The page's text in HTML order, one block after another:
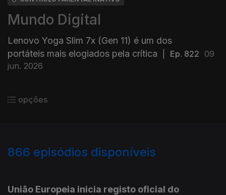
Mundo Digital
Lenovo Yoga Slim 7x (Gen 11) é um dos
portáteis mais elogiados pela crítica
Ep. 822 09
jun. 2026
opções
866 episódios disponíveis
União Europeia inicia registo oficial do